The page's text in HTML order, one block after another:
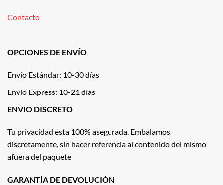
Contacto
OPCIONES DE ENVÍO
Envío Estándar: 10-30 días
Envío Express: 10-21 días
ENVIO DISCRETO
Tu privacidad esta 100% asegurada. Embalamos
discretamente, sin hacer referencia al contenido del mismo
afuera del paquete
GARANTÍA DE DEVOLUCIÓN